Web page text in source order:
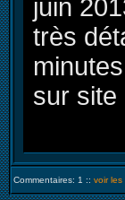
juin
très
sur site
Commentaires: 1 :: voir les